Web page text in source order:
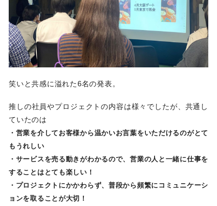
笑いと共感に溢れた6名の発表。
推しの社員やプロジェクトの内容は様々でしたが、共通し
ていたのは
・営業を介してお客様から温かいお言葉をいただけるのがとて
もうれしい
・サービスを売る動きがわかるので、営業の人と一緒に仕事を
することはとても楽しい！
・プロジェクトにかかわらず、普段から頻繁にコミュニケーシ
ョンを取ることが大切！